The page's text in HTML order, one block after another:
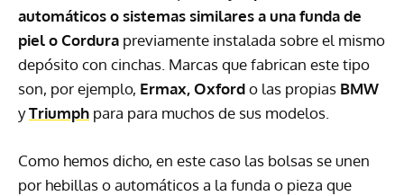
automáticos o sistemas similares a una funda de
piel o Cordura previamente instalada sobre el mismo
depósito con cinchas. Marcas que fabrican este tipo
son, por ejemplo, Ermax, Oxfordo las propias BMW
yTriumph para para muchos de sus modelos.
Como hemos dicho, en este caso las bolsas se unen
por hebillas o automáticos a la funda o pieza que